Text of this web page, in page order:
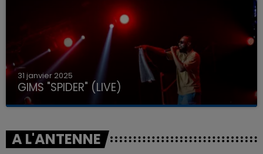
31 janvier 2025
GIMS "SPIDER" (LIVE)
A L'ANTENNE